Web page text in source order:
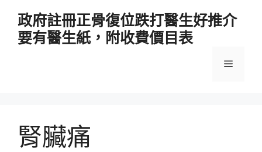
政府註冊正骨復位跌打醫生好推介
要有醫生紙，附收費價目表
選
腎臟痛